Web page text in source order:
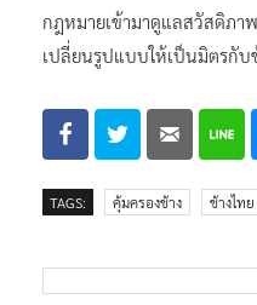
กฎหมายเข้ามาดูแลสวัสดิภา
เปลี่ยนรูปแบบให้เป็นมิตรกับ
TAGS: คุ้มครองช้าง ช้างไทย